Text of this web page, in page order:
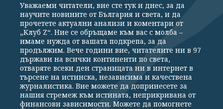
Общи условия
Политика за поверителност
Реклама
Партньори Контакти
За Клуб Z
Екип
Подкрепете ни
Уважаеми читатели, вие сте тук и днес, за да
научите новините от България и света, и да
прочетете актуални анализи и коментари от
„Клуб Z“. Ние се обръщаме към вас с молба –
имаме нужда от вашата подкрепа, за да
продължим. Вече години вие, читателите ни в 97
държави на всички континенти по света,
отваряте всеки ден страницата ни в интернет в
търсене на истинска, независима и качествена
журналистика. Вие можете да допринесете за
нашия стремеж към истината, неприкривана от
финансови зависимости. Можете да помогнете